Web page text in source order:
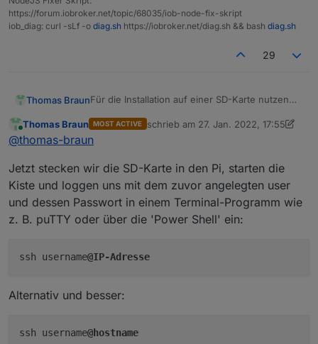
https://forum.iobroker.net/topic/68035/iob-node-fix-skript
iob_diag: curl -sLf -o diag.sh https://iobroker.net/diag.sh && bash diag.sh
29
Thomas BraunFür die Installation auf einer SD-Karte nutzen
der hier erhältlich ist:
https://www.raspberrypi.com/software/
flashende Betriebssystem aus, wir wählen
unter
das
Raspberry Pi OS Lite (64-bit)
Die ist zur aktuellen Raspberry-Hardware (ab
Raspberry 3) kompatibel, auf älterer Hardware
kann man mittlerweile den ioBroker ohnehin
nicht mehr gescheit laufen lassen.
Wichtig ist LITE, ohne Desktop!
Online
Thomas Braun MOST ACTIVE schrieb am 27. Jan. 2022, 17:55
zuletzt editiert von Thomas Braun
@thomas-braun
Jetzt stecken wir die SD-Karte in den Pi, starten die
Kiste und loggen uns mit dem zuvor angelegten user
und dessen Passwort in einem Terminal-Programm wie
z. B. puTTY oder über die 'Power Shell' ein:
ssh username@IP-Adresse
Alternativ und besser:
ssh username@hostname